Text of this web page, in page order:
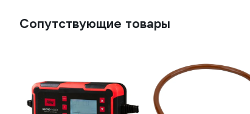
Сопутствующие товары